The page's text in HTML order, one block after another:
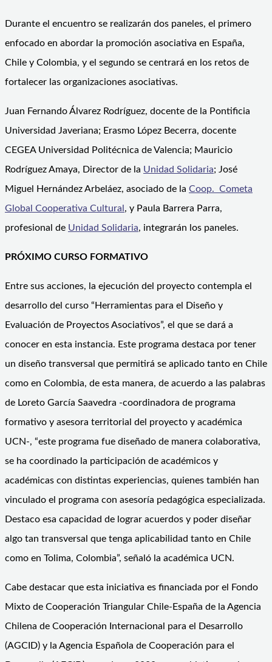
Durante el encuentro se realizarán dos paneles, el primero
enfocado en abordar la promoción asociativa en España,
Chile y Colombia, y el segundo se centrará en los retos de
fortalecer las organizaciones asociativas.
Juan Fernando Álvarez Rodríguez, docente de la Pontificia
Universidad Javeriana; Erasmo López Becerra, docente
CEGEA Universidad Politécnica de Valencia; Mauricio
Rodríguez Amaya, Director de la Unidad Solidaria; José
Miguel Hernández Arbeláez, asociado de la Coop. Cometa
Global Cooperativa Cultural, y Paula Barrera Parra,
profesional de Unidad Solidaria, integrarán los paneles.
PRÓXIMO CURSO FORMATIVO
Entre sus acciones, la ejecución del proyecto contempla el
desarrollo del curso “Herramientas para el Diseño y
Evaluación de Proyectos Asociativos”, el que se dará a
conocer en esta instancia. Este programa destaca por tener
un diseño transversal que permitirá se aplicado tanto en Chile
como en Colombia, de esta manera, de acuerdo a las palabras
de Loreto García Saavedra -coordinadora de programa
formativo y asesora territorial del proyecto y académica
UCN-, “este programa fue diseñado de manera colaborativa,
se ha coordinado la participación de académicos y
académicas con distintas experiencias, quienes también han
vinculado el programa con asesoría pedagógica especializada.
Destaco esa capacidad de lograr acuerdos y poder diseñar
algo tan transversal que tenga aplicabilidad tanto en Chile
como en Tolima, Colombia”, señaló la académica UCN.
Cabe destacar que esta iniciativa es financiada por el Fondo
Mixto de Cooperación Triangular Chile-España de la Agencia
Chilena de Cooperación Internacional para el Desarrollo
(AGCID) y la Agencia Española de Cooperación para el